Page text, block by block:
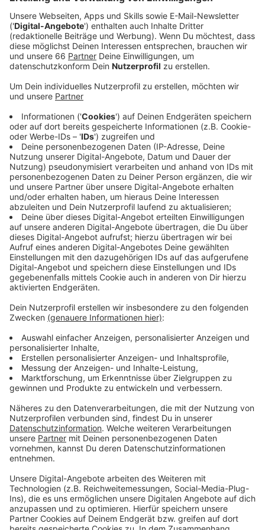
Rande des Wohnviertels Grafental.
Veröffentlicht:Dienstag, 15.08.2023 05:27
Anzeige
Realschule neu gebaut. Anschließend werden deren
alte Gebäude abgerissen. Auf dem Gelände wird dann
zusätzlich noch eine neue Grundschule gebaut. Das ist
notwendig, weil die umliegenden Schulen im Bezirk
keinen Platz mehr für zusätzliche Kinder haben.
Geschweige denn für die Ganztags-Betreuung, auf die
es in drei Jahren einen Rechtsanspruch gibt. Die neue
dreizügige Grundschule an der Schlüterstraße soll
immerhin in vier Jahren fertig sein und rund 20 Millionen
Euro kosten.
Anzeige
Weitere Infos und Links zum Thema
Anzeige
Hier gibt es eine Übersicht der 100 Sharing
Stationen in Düsseldorf
Anzeige
Grundstein für die neue Thomas-Edison-
Realschule an der Schlüterstraße wurde schon
gelegt